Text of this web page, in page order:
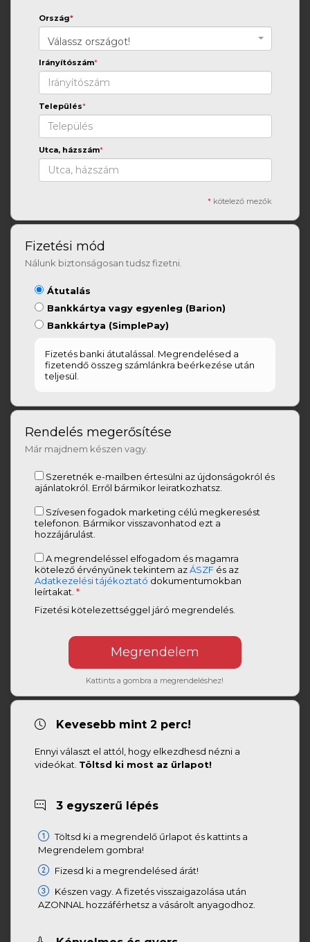
Ország*
Válassz országot!
Irányítószám*
Település*
Utca, házszám*
* kötelező mezők
Fizetési mód
Nálunk biztonságosan tudsz fizetni.
Átutalás
Bankkártya vagy egyenleg (Barion)
Bankkártya (SimplePay)
Fizetés banki átutalással. Megrendelésed a
fizetendő összeg számlánkra beérkezése után
teljesül.
Rendelés megerősítése
Már majdnem készen vagy.
Szeretnék e-mailben értesülni az újdonságokról és
ajánlatokról. Erről bármikor leiratkozhatsz.
Szívesen fogadok marketing célú megkeresést
telefonon. Bármikor visszavonhatod ezt a
hozzájárulást.
A megrendeléssel elfogadom és magamra
kötelező érvényűnek tekintem azÁSZF és az
Adatkezelési tájékoztató dokumentumokban
leírtakat.*
Fizetési kötelezettséggel járó megrendelés.
Kattints a gombra a megrendeléshez!
Kevesebb mint 2 perc!
Ennyi választ el attól, hogy elkezdhesd nézni a
videókat. Töltsd ki most az űrlapot!
3 egyszerű lépés
Töltsd ki a megrendelő űrlapot és kattints a
Megrendelem gombra!
Fizesd ki a megrendelésed árát!
Készen vagy. A fizetés visszaigazolása után
AZONNAL hozzáférhetsz a vásárolt anyagodhoz.